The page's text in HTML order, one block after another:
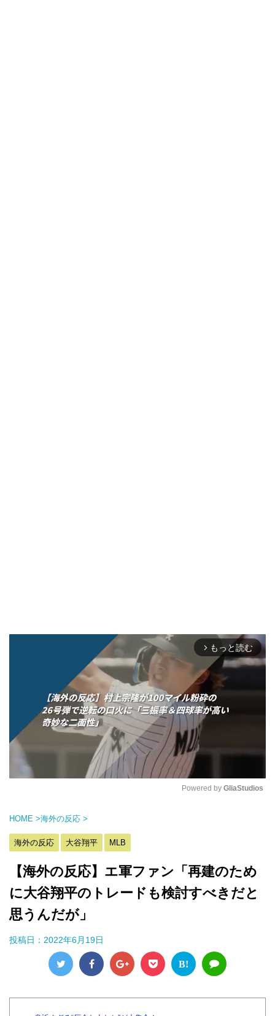
arrow_forward_ios もっと読む
Powered by GliaStudios
HOME >海外の反応 >
海外の反応 大谷翔平 MLB
【海外の反応】エ軍ファン「再建のため
に大谷翔平のトレードも検討すべきだと
思うんだが」
投稿日： 2022年6月19日
B!